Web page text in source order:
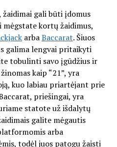
žaidimai gali būti įdomus
mėgstate kortų žaidimus,
arbaBaccarat. Šiuos
galima lengvai pritaikyti
tobulinti savo įgūdžius ir
kaip “21”, yra
kuo labiau priartėjant prie
priešingai, yra
statote už išdalytų
galite mėgautis
arba
todėl juos patogu žaisti